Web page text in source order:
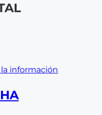
la información